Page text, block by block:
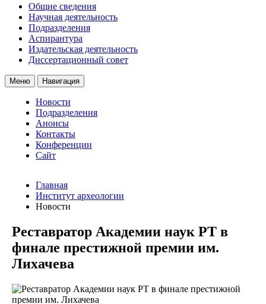
Общие сведения
Научная деятельность
Подразделения
Аспирантура
Издательская деятельность
Диссертационный совет
Меню Навигация
Новости
Подразделения
Анонсы
Контакты
Конференции
Сайт
Главная
Институт археологии
Новости
Реставратор Академии наук РТ в
финале престижной премии им.
Лихачева